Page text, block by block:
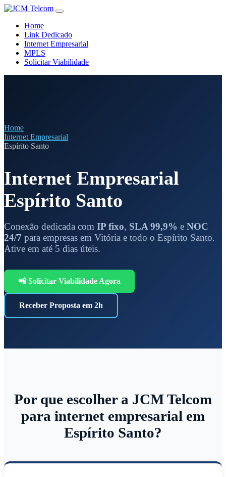
Home
Link Dedicado
Internet Empresarial
MPLS
Solicitar Viabilidade
Home
Internet Empresarial
Espírito Santo
Internet Empresarial
Espírito Santo
Conexão dedicada com IP fixo, SLA 99,9% e NOC
24/7 para empresas em Vitória e todo o Espírito Santo.
Ative em até 5 dias úteis.
📲 Solicitar Viabilidade Agora
Receber Proposta em 2h
Por que escolher a JCM Telcom
para internet empresarial em
Espírito Santo?